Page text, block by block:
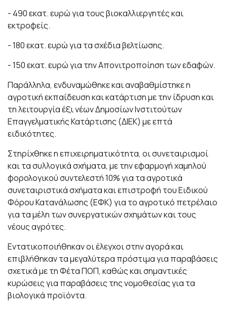
- 490 εκατ. ευρώ για τους βιοκαλλιεργητές και
εκτροφείς.
- 180 εκατ. ευρώ για τα σχέδια βελτίωσης.
- 150 εκατ. ευρώ για την Απονιτροποίηση των εδαφών.
Παράλληλα, ενδυναμώθηκε και αναβαθμίστηκε η
αγροτική εκπαίδευση και κατάρτιση με την ίδρυση και
τη λειτουργία έξι νέων Δημοσίων Ινστιτούτων
Επαγγελματικής Κατάρτισης (ΔΙΕΚ) με επτά
ειδικότητες.
Στηρίχθηκε η επιχειρηματικότητα, οι συνεταιρισμοί
και τα συλλογικά σχήματα, με την εφαρμογή χαμηλού
φορολογικού συντελεστή 10% για τα αγροτικά
συνεταιριστικά σχήματα και επιστροφή του Ειδικού
Φόρου Κατανάλωσης (ΕΦΚ) για το αγροτικό πετρέλαιο
για τα μέλη των συνεργατικών σχημάτων και τους
νέους αγρότες.
Εντατικοποιήθηκαν οι έλεγχοι στην αγορά και
επιβλήθηκαν τα μεγαλύτερα πρόστιμα για παραβάσεις
σχετικά με τη Φέτα ΠΟΠ, καθώς και σημαντικές
κυρώσεις για παραβάσεις της νομοθεσίας για τα
βιολογικά προϊόντα.